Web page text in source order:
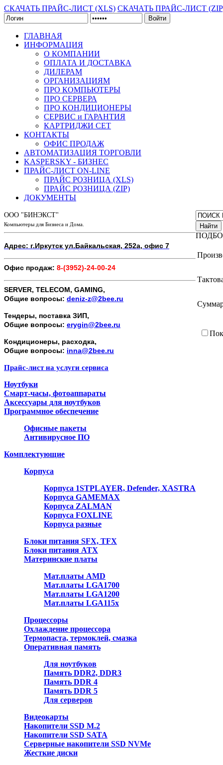
СКАЧАТЬ ПРАЙС-ЛИСТ (XLS) СКАЧАТЬ ПРАЙС-ЛИСТ
Войти
ГЛАВНАЯ
ИНФОРМАЦИЯ
О КОМПАНИИ
ОПЛАТА И ДОСТАВКА
ДИЛЕРАМ
ОРГАНИЗАЦИЯМ
ПРО КОМПЬЮТЕРЫ
ПРО СЕРВЕРА
ПРО КОНДИЦИОНЕРЫ
СЕРВИС и ГАРАНТИЯ
КАРТРИДЖИ CET
КОНТАКТЫ
ОФИС ПРОДАЖ
АВТОМАТИЗАЦИЯ ТОРГОВЛИ
KASPERSKY - БИЗНЕС
ПРАЙС-ЛИСТ ON-LINE
ПРАЙС РОЗНИЦА (XLS)
ПРАЙС РОЗНИЦА (ZIP)
ДОКУМЕНТЫ
ООО "БИНЭКСТ"
Компьютеры для Бизнеса и Дома.
Адрес: г.Иркутск ул.Байкальская, 252а, офис 7
Офис продаж: 8-(3952)-24-00-24
SERVER, TELECOM, GAMING,
Общие вопросы: deniz-z@2bee.ru
Тендеры, поставка ЗИП,
Общие вопросы: erygin@2bee.ru
Кондиционеры, расходка,
Общие вопросы: inna@2bee.ru
Прайс-лист на услуги сервиса
Ноутбуки
Смарт-часы, фотоаппараты
Аксессуары для ноутбуков
Программное обеспечение
Офисные пакеты
Антивирусное ПО
Комплектующие
Корпуса
Корпуса 1STPLAYER, Defender, XASTRA
Корпуса GAMEMAX
Корпуса ZALMAN
Корпуса FOXLINE
Корпуса разные
Блоки питания SFX, TFX
Блоки питания ATX
Материнские платы
Мат.платы AMD
Мат.платы LGA1700
Мат.платы LGA1200
Мат.платы LGA115x
Процессоры
Охлаждение процессора
Термопаста, термоклей, смазка
Оперативная память
Для ноутбуков
Память DDR2, DDR3
Память DDR 4
Память DDR 5
Для серверов
Видеокарты
Накопители SSD M.2
Накопители SSD SATA
Серверные накопители SSD NVMe
Жесткие диски
Найти